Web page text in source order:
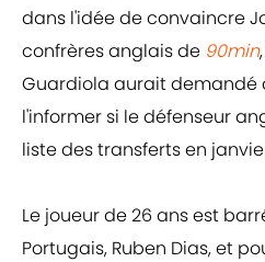
dans l'idée de convaincre
confrères anglais de 90min
Guardiola aurait demandé
l'informer si le défenseur
liste des transferts en
Le joueur de 26 ans est
Portugais, Ruben Dias, et